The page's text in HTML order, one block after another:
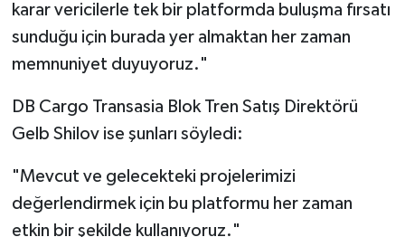
karar vericilerle tek bir platformda buluşma fırsatı
sunduğu için burada yer almaktan her zaman
memnuniyet duyuyoruz."
DB Cargo Transasia Blok Tren Satış Direktörü
Gelb Shilov ise şunları söyledi:
"Mevcut ve gelecekteki projelerimizi
değerlendirmek için bu platformu her zaman
etkin bir şekilde kullanıyoruz."